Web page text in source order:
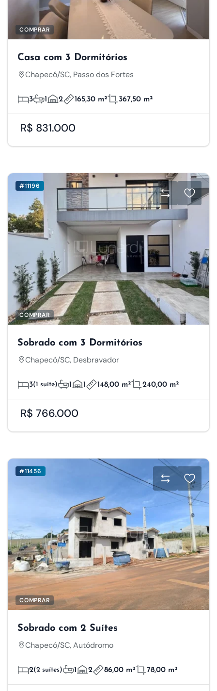
COMPRAR
Casa com 3 Dormitórios
Chapecó/SC, Passo dos Fortes
3 1 2 165,30 m² 367,50 m²
R$ 831.000
#11196
COMPRAR
Sobrado com 3 Dormitórios
Chapecó/SC, Desbravador
3(1 suíte) 1 1 148,00 m² 240,00 m²
R$ 766.000
#11456
COMPRAR
Sobrado com 2 Suítes
Chapecó/SC, Autódromo
2(2 suítes) 1 2 86,00 m² 78,00 m²